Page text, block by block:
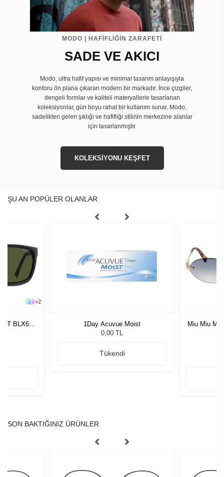
MODO | HAFİFLİĞİN ZARAFETİ
SADE VE AKICI
Modo, ultra hafif yapısı ve minimal tasarım anlayışıyla
konforu ön plana çıkaran modern bir markadır. İnce çizgiler,
dengeli formlar ve kaliteli materyallerle tasarlanan
koleksiyonlar, gün boyu rahat bir kullanım sunar. Modo,
sadelikten gelen şıklığı ve hafifliği stilinin merkezine alanlar
için tasarlanmıştır.
KOLEKSİYONU KEŞFET
ŞU AN POPÜLER OLANLAR
+2
BLX60
1Day Acuvue Moist
0,00 TL
Tükendi
Miu Miu
SON BAKTIĞINIZ ÜRÜNLER